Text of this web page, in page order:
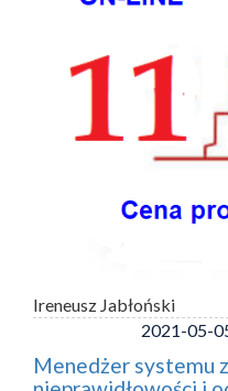
Ireneusz Jabłoński
2021-05-
Menedżer systemu